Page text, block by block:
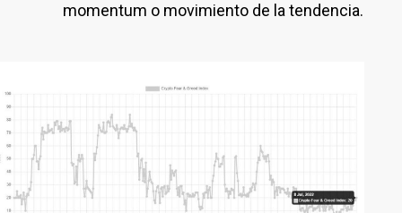
momentum o movimiento de la tendencia.